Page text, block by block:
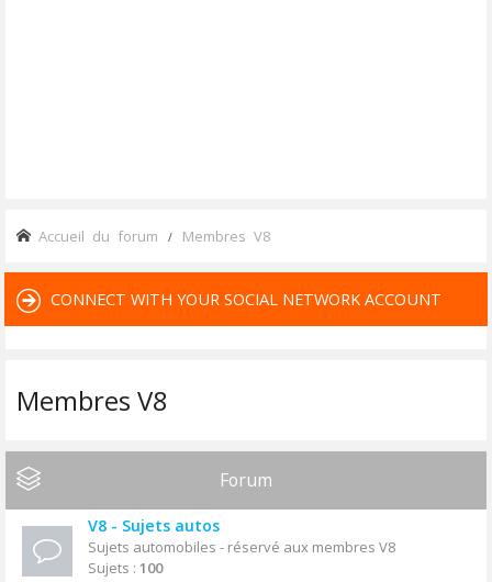
Accueil du forum Membres V8
CONNECT WITH YOUR SOCIAL NETWORK ACCOUNT
Membres V8
Forum
V8 - Sujets autos
Sujets automobiles - réservé aux membres V8
Sujets : 100